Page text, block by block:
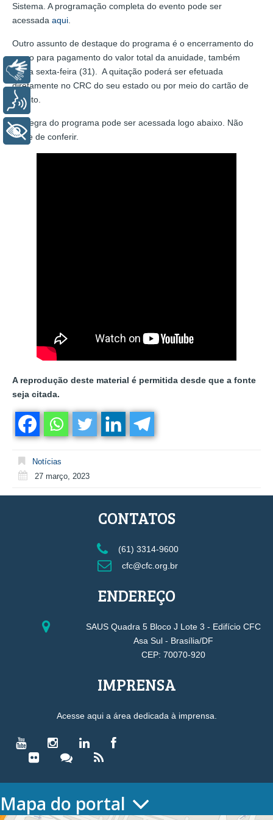
Sistema. A programação completa do evento pode ser
acessada aqui
Outro assunto de destaque do programa é o encerramento do
prazo para pagamento do valor total da anuidade, também
nesta sexta-feira (31). A quitação poderá ser efetuada
diretamente no CRC do seu estado ou por meio do cartão de
crédito.
A íntegra do programa pode ser acessada logo abaixo. Não
deixe de conferir.
A reprodução deste material é permitida desde que a fonte
seja citada.
Notícias
27 março, 2023
CONTATOS
(61) 3314-9600
cfc@cfc.org.br
ENDEREÇO
SAUS Quadra 5 Bloco J Lote 3 - Edifício CFC
Asa Sul - Brasília/DF
CEP: 70070-920
IMPRENSA
Acesse aqui a área dedicada à imprensa.
Mapa do portal
Libras
Voz
+ Acessibilidade